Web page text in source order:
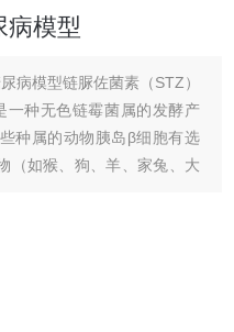
病模型
病模型链脲佐菌素（STZ）
一种无色链霉菌属的发酵产
种属的动物胰岛β细胞有选
（如猴、狗、羊、家兔、大